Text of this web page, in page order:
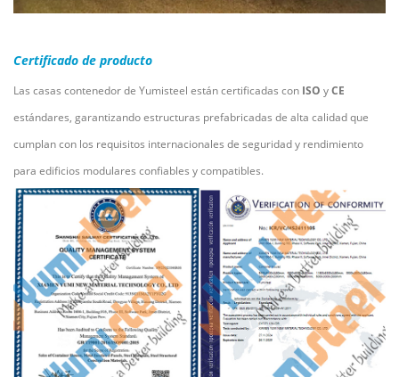
Certificado de producto
Las casas contenedor de Yumisteel están certificadas con ISO yCE
estándares, garantizando estructuras prefabricadas de alta calidad que
cumplan con los requisitos internacionales de seguridad y rendimiento
para edificios modulares confiables y compatibles.